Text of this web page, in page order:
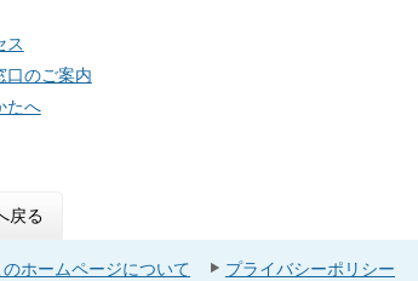
ス
口のご案内
たへ
戻る
のホームページについて プライバシーポリシー